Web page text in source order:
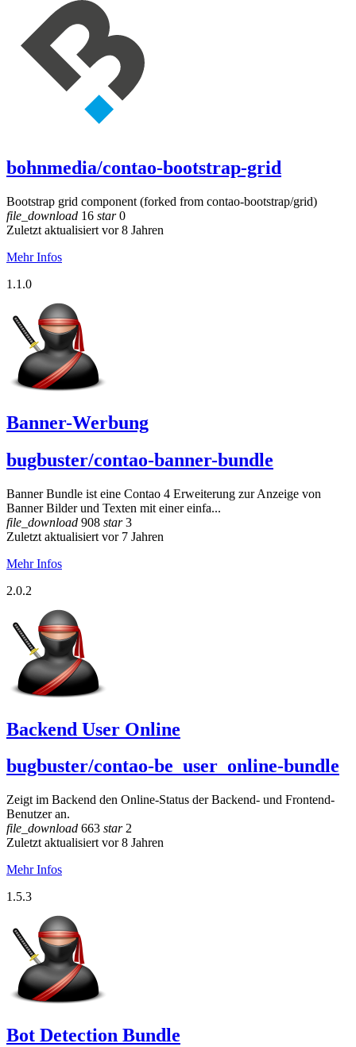
bohnmedia/contao-bootstrap-grid
Bootstrap grid component (forked from contao-bootstrap/grid)
file_download 16 star0
Zuletzt aktualisiert vor 8 Jahren
Mehr Infos
1.1.0
Banner-Werbung
bugbuster/contao-banner-bundle
Banner Bundle ist eine Contao 4 Erweiterung zur Anzeige von
Banner Bilder und Texten mit einer einfa...
file_download 908 star3
Zuletzt aktualisiert vor 7 Jahren
Mehr Infos
2.0.2
Backend User Online
bugbuster/contao-be_user_online-bundle
Zeigt im Backend den Online-Status der Backend- und Frontend-
Benutzer an.
file_download 663 star2
Zuletzt aktualisiert vor 8 Jahren
Mehr Infos
1.5.3
Bot Detection Bundle